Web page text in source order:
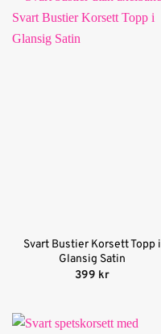
Svart Bustier Korsett Topp i
Glansig Satin
399 kr